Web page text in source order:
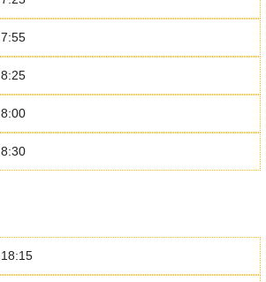
7:55
8:25
8:00
8:30
18:15